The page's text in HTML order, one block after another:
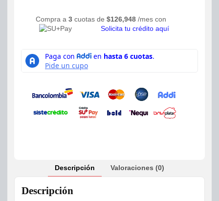
Compra a 3 cuotas de $126,948 /mes con
Solicita tu crédito aquí
Descripción Valoraciones (0)
Descripción